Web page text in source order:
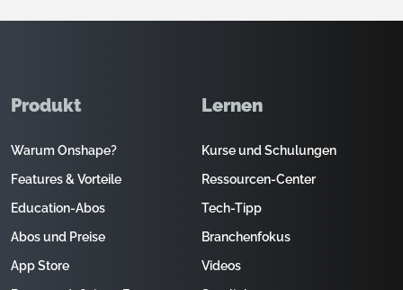
Produkt
Warum Onshape?
Features & Vorteile
Education-Abos
Abos und Preise
App Store
Lernen
Kurse und Schulungen
Ressourcen-Center
Tech-Tipp
Branchenfokus
Videos